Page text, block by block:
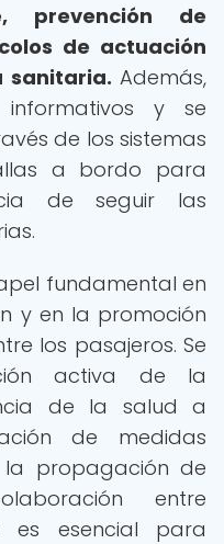
prevención de
de actuación
sanitaria. Además,
y se
de los sistemas
a bordo para
de seguir las
fundamental en
y en la promoción
los pasajeros. Se
activa de la
de la salud a
de medidas
propagación de
entre
es esencial para